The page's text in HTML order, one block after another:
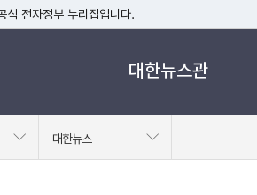
식 전자정부 누리집입니다.
기
리집은 대한민국 정부기관이 관리하는 누리집입니다.
대한뉴스관
대한뉴스